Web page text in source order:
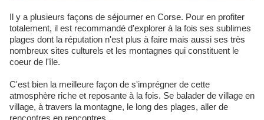
Il y a plusieurs façons de séjourner en Corse. Pour en profiter
totalement, il est recommandé d'explorer à la fois ses sublimes
plages dont la réputation n'est plus à faire mais aussi ses très
nombreux sites culturels et les montagnes qui constituent le
coeur de l'île.
C'est bien la meilleure façon de s'imprégner de cette
atmosphère riche et reposante à la fois. Se balader de village en
village, à travers la montagne, le long des plages, aller de
rencontres en rencontres...